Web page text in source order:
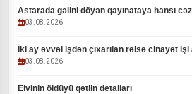
Astarada gəlini döyən qayınataya hansı
03.08.2026
İki ay əvvəl işdən çıxarılan rəisə cinayət işi
03.08.2026
Elvinin öldüyü qətlin detalları